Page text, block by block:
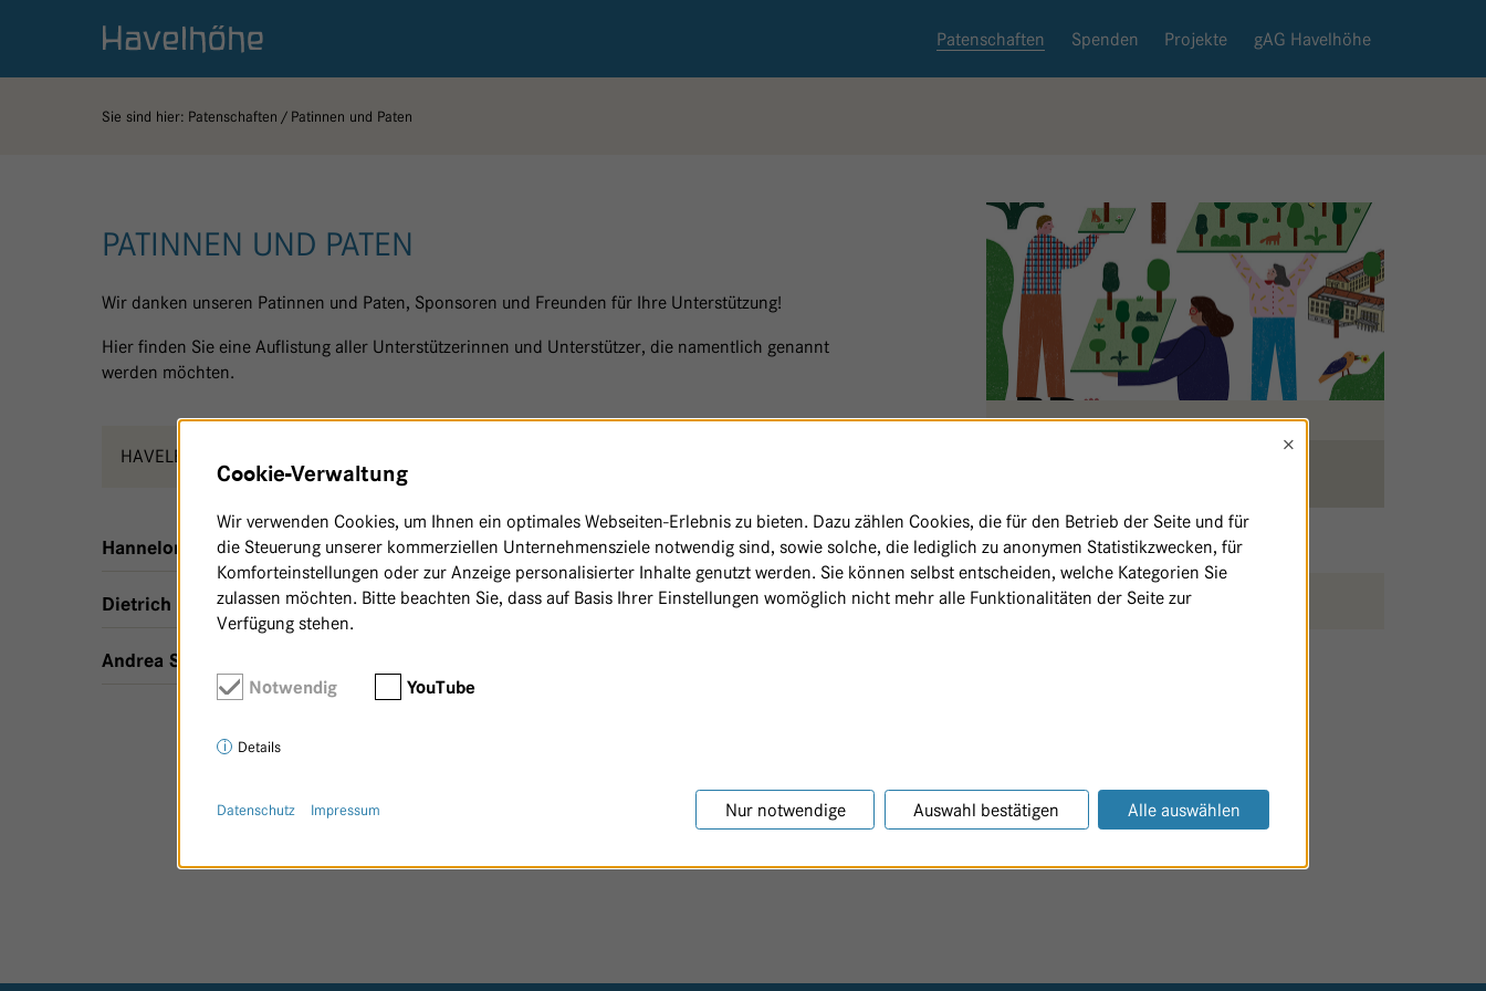
Logo Gemeinschaftskrankenhaus Havelhöhe Patenschaften Spenden Projekte gAG Havelhöhe
Sie sind hier: Patenschaften Patinnen und Paten
PATINNEN UND PATEN
Wir danken unseren Patinnen und Paten, Sponsoren und Freunden für Ihre Unterstützung!
Hier finden Sie eine Auflistung aller Unterstützerinnen und Unterstützer, die namentlich genannt
werden möchten.
HAVELBLICK - HAUS 14
Hannelore Schröter,Havelblick - Haus 14
Dietrich Schlodder,Havelblick - Haus 14
Andrea Schmitz
SEITE AUSDRUCKEN / TEILEN
Cookie-Verwaltung
×
Wir verwenden Cookies, um Ihnen ein optimales Webseiten-Erlebnis zu bieten. Dazu zählen Cookies, die für den Betrieb der Seite und für
die Steuerung unserer kommerziellen Unternehmensziele notwendig sind, sowie solche, die lediglich zu anonymen Statistikzwecken, für
Komforteinstellungen oder zur Anzeige personalisierter Inhalte genutzt werden. Sie können selbst entscheiden, welche Kategorien Sie
zulassen möchten. Bitte beachten Sie, dass auf Basis Ihrer Einstellungen womöglich nicht mehr alle Funktionalitäten der Seite zur
Verfügung stehen.
Notwendig YouTube
Details
Nur notwendige Auswahl bestätigen Alle auswählen
Datenschutz Impressum